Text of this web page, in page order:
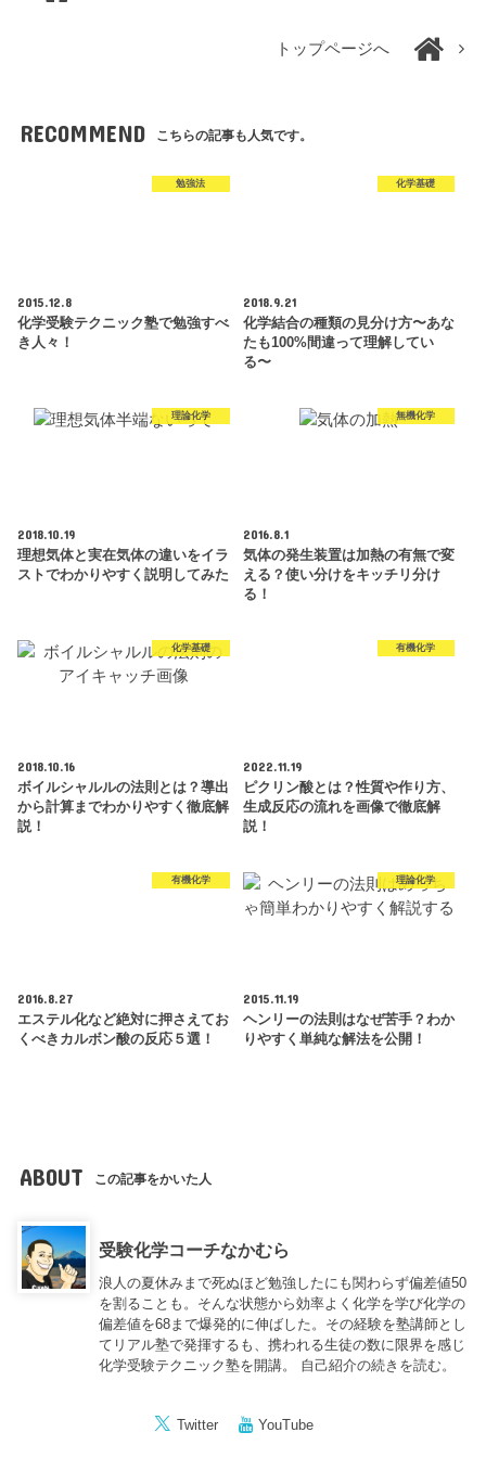
トップページへ
RECOMMEND こちらの記事も人気です。
勉強法
2015.12.8
化学受験テクニック塾で勉強すべ
き人々！
化学基礎
2018.9.21
化学結合の種類の見分け方〜あな
たも100%間違って理解してい
る〜
理論化学
2018.10.19
理想気体と実在気体の違いをイラ
ストでわかりやすく説明してみた
無機化学
2016.8.1
気体の発生装置は加熱の有無で変
える？使い分けをキッチリ分け
る！
化学基礎
2018.10.16
ボイルシャルルの法則とは？導出
から計算までわかりやすく徹底解
説！
有機化学
2022.11.19
ピクリン酸とは？性質や作り方、
生成反応の流れを画像で徹底解
説！
有機化学
2016.8.27
エステル化など絶対に押さえてお
くべきカルボン酸の反応５選！
理論化学
2015.11.19
ヘンリーの法則はなぜ苦手？わか
りやすく単純な解法を公開！
ABOUT この記事をかいた人
受験化学コーチなかむら
浪人の夏休みまで死ぬほど勉強したにも関わらず偏差値50
を割ることも。そんな状態から効率よく化学を学び化学の
偏差値を68まで爆発的に伸ばした。その経験を塾講師とし
てリアル塾で発揮するも、携われる生徒の数に限界を感じ
化学受験テクニック塾を開講。 自己紹介の続きを読む。
Twitter YouTube